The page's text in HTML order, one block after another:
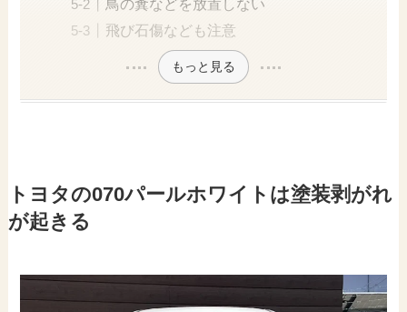
鳥の糞などを放置しない
飛び石傷なども注意
もっと見る
トヨタの070パールホワイトは塗装剥がれ
が起きる